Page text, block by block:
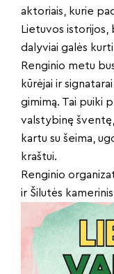
aktoriais, kurie
Lietuvos
dalyviai galės
Renginio metu
kūrėjai ir
gimimą. Tai puiki
valstybinę
kartu su šeima,
kraštui.
Renginio
ir Šilutės